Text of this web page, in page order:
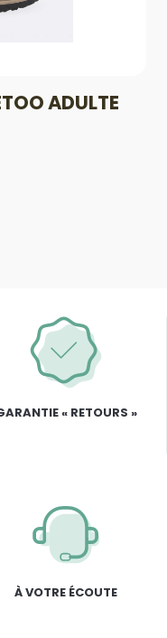
ADULTE
« RETOURS »
À VOTRE ÉCOUTE